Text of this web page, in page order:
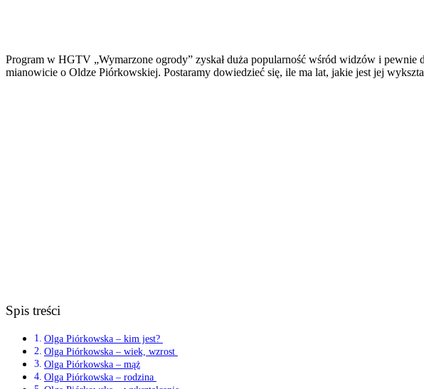
Program w HGTV „Wymarzone ogrody” zyskał duża popularność wśród widzów i
mianowicie o Oldze Piórkowskiej. Postaramy dowiedzieć się, ile ma lat, jakie jest jej
Spis treści
Olga Piórkowska – kim jest?
Olga Piórkowska – wiek, wzrost
Olga Piórkowska – mąż
Olga Piórkowska – rodzina